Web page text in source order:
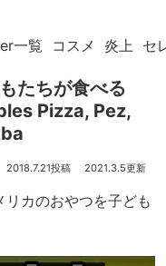
一覧 コスメ 炎上 セ
たちが食べる
Pizza, Pez,
2018.7.21 2021.3.5
カのおやつを子ども